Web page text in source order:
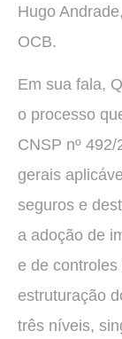
Hugo
OCB.
Em sua fala,
o processo
CNSP nº
gerais
seguros e
a adoção de
e de
estruturação
três níveis,